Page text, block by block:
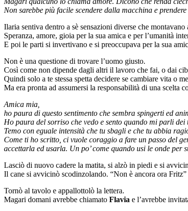
Non sarebbe più facile scendere dalla macchina e
Ilaria sentiva dentro a sè sensazioni diverse che montavano
Speranza, amore, gioia per la sua amica e per l’umanità
E poi le parti si invertivano e si preoccupava per la sua
Non è una questione di trovare l’uomo giusto.
Così come non dipende dagli altri il lavoro che fai, o dai
Quindi solo a te stessa spetta decidere se cambiare vita o
Ma era pronta ad assumersi la responsabilità di una scelta
Amica mia,
ho paura di questo sentimento che sembra spingerti ed
Ho paura del sorriso che vedo e sento quando mi parli
Temo con eguale intensità che tu sbagli e che tu abbia
Come ti ho scritto, ci vuole coraggio a fare un passo del
accettarla ed usarla. Un po’ come quando usi le onde
Lasciò di nuovo cadere la matita, si alzò in piedi e si
Il cane si avvicinò scodinzolando. “Non è ancora ora
Tornò al tavolo e appallottolò la lettera.
Magari domani avrebbe chiamato Flavia e l’avrebbe